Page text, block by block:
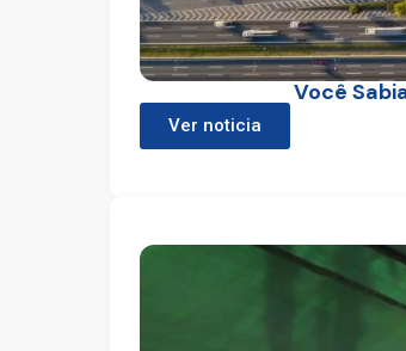
Você
Ver noticia